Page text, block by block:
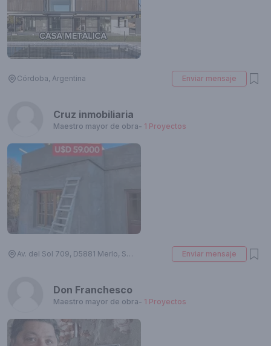
Córdoba, Argentina Enviar mensaje
Cruz inmobiliaria
Maestro mayor de obra- 1 Proyectos
Av. del Sol 709, D5881 Merlo, San Luis, Argentina Enviar mensaje
Don Franchesco
Maestro mayor de obra- 1 Proyectos